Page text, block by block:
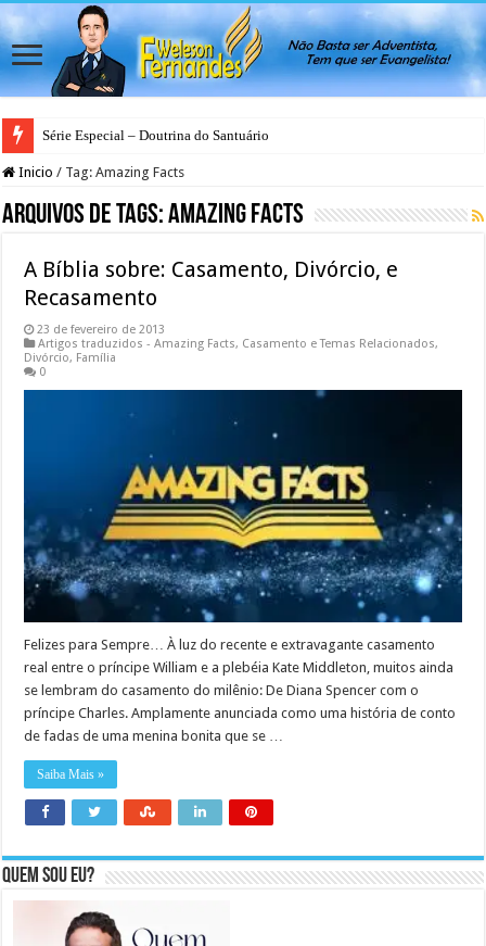
Série Especial – Doutrina do Santuário
Inicio / Tag:Amazing Facts
Arquivos de Tags:Amazing Facts
A Bíblia sobre: Casamento, Divórcio, e
Recasamento
23 de fevereiro de 2013
Artigos traduzidos - Amazing Facts, Casamento e Temas Relacionados,
Divórcio, Família
0
Felizes para Sempre… À luz do recente e extravagante casamento
real entre o príncipe William e a plebéia Kate Middleton, muitos ainda
se lembram do casamento do milênio: De Diana Spencer com o
príncipe Charles. Amplamente anunciada como uma história de conto
de fadas de uma menina bonita que se …
Saiba Mais »
Quem sou eu?